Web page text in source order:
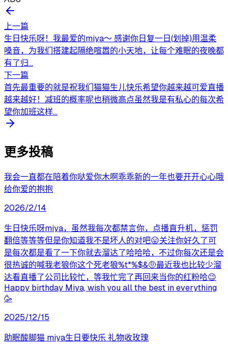
上一篇
生日快乐呀！我最爱的miya～ 感谢你日复一日(划掉)用温柔
嗓音，为我们搭建起隔绝喧嚣的小天地，让每个难眠的夜晚都
有了归...
下一篇
首先最重要的就是祝我们猫猫生儿快乐希望你越来越可爱直播
越来越好！减班的概率呢也稍微高点虽然我是有私心的每次希
望你加班这样...
更多投稿
我会一直都在陪着你哒爱你木啊乖乖新的一年也要开开心心哦
给你爱的抱抱
2026/2/14
生日快乐呀miya，虽然我每次都禁言你，点播直升机，惩罚
翻倍等等等但是你知道我不是坏人的对吧😛关注你好久了可
是每次都是看了一下你就去溜达了哈哈哈，不过你每次还是会
很热诚的喊我老狼你这个死老狼%t*%$&🤨最近我也比较少溜
达看直播了公司比较忙，等我忙完了再回来当你的红粉哈😉
Happy birthday Miya, wish you all the best in everything
🥳
2025/12/15
助眠酸脚猫 miya生日要快乐 礼物收玫瑰